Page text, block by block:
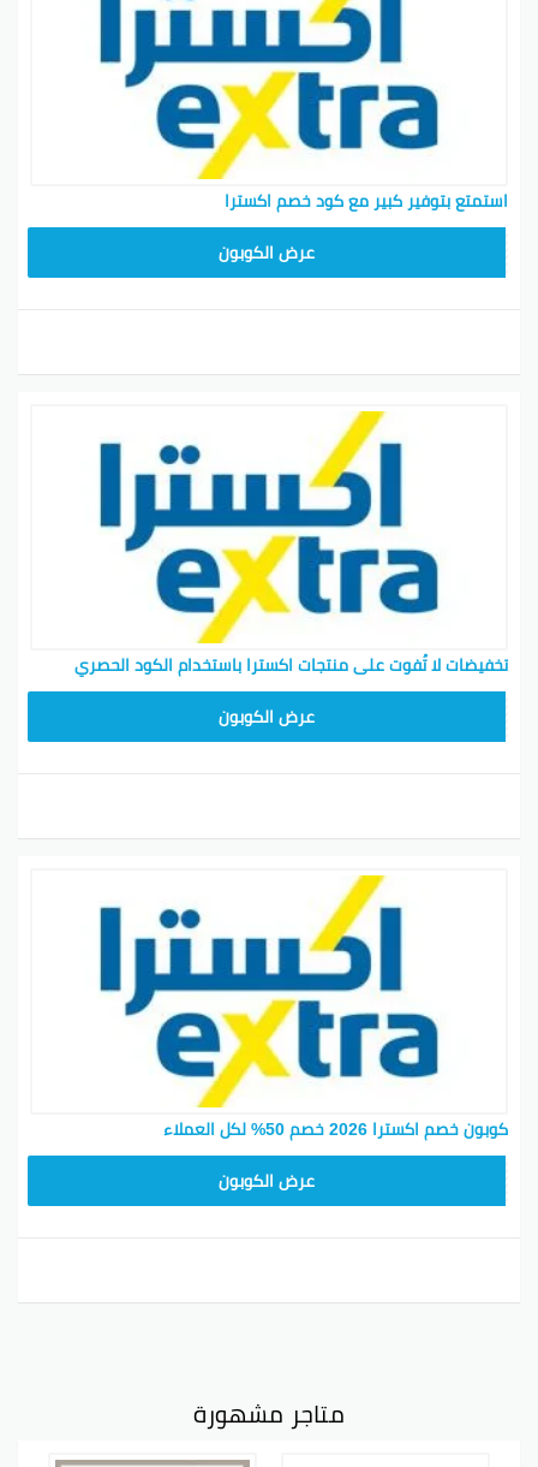
استمتع بتوفير كبير مع كود خصم اكسترا
عرض الكوبون
تخفيضات لا تُفوت على منتجات اكسترا باستخدام الكود الحصري
عرض الكوبون
كوبون خصم اكسترا 2026 خصم 50% لكل العملاء
عرض الكوبون
متاجر مشهورة